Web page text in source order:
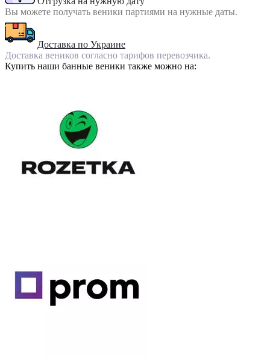
Вы можете получать веники партиями на нужные даты.
Доставка по Украине
Доставка веников согласно тарифов перевозчика.
Купить наши банные веники также можно на: